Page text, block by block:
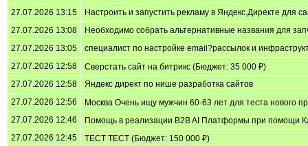
27.07.2026 13:15
Настроить и запустить рекламу в Яндекс.Директе для
27.07.2026 13:08
Необходимо собрать альтернативные названия для
27.07.2026 13:05
специалист по настройке email?рассылок и
27.07.2026 12:58
Сверстать сайт на битрикс (Бюджет: 35 000 ₽)
27.07.2026 12:58
Яндекс директ по нише разработка сайтов
27.07.2026 12:56
Москва Очень ищу мужчин 60-63 лет для теста нового
27.07.2026 12:46
Помощь в реализации B2B AI Платформы при помощи
27.07.2026 12:45
ТЕСТ ТЕСТ (Бюджет: 150 000 ₽)